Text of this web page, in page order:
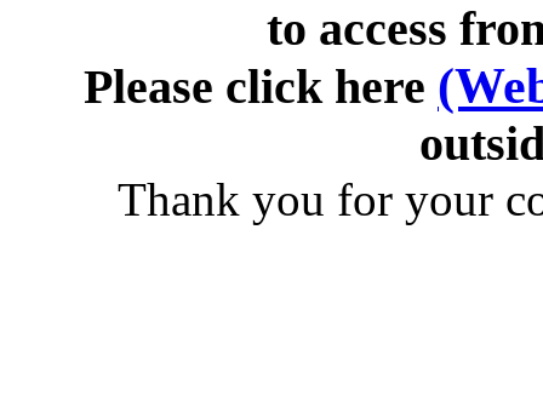
to access
Please click here
Thank you for your